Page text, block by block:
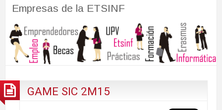
Empresas de la ETSINF
GAME SIC 2M15